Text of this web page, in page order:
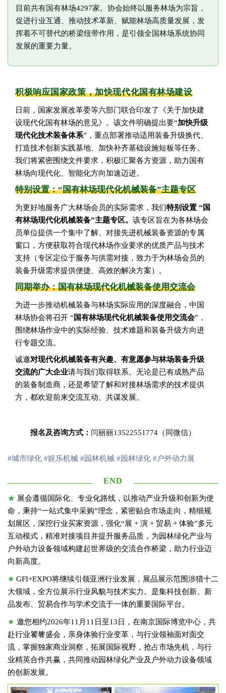
目前共有国有林场4297家。协会始终以服务林场为宗旨，
促进行业互通、推动技术革新、赋能林场高质量发展，发
挥着不可替代的桥梁纽带作用，是引领全国林场系统协同
发展的重要力量。
积极响应国家政策，加快现代化国有林场建设
日前，国家发展改革委等六部门联合印发了《关于加快建
设现代化国有林场的意见》。该文件明确提出要“加快升级
现代化技术装备体系”，重点部署推动适用装备升级换代、
打造技术创新实践基地、加快补齐基础设施短板等任务。
我们将紧密围绕文件要求，积极汇聚各方资源，助力国有
林场向现代化、智能化方向加速迈进。
特别设置：“国有林场现代化机械装备”主题专区
为更好地服务广大林场会员的实际需求，我们特别设置 “国
有林场现代化机械装备”主题专区。 该专区旨在为各林场会
员单位提供一个集中了解、对接先进机械装备资源的专属
窗口，方便获取符合现代林场作业要求的优质产品与技术
支持（专区定位于服务与供需对接，致力于为林场会员的
装备升级需求提供便捷、高效的解决方案）。
同期举办：国有林场现代化机械装备使用交流会
为进一步推动机械装备与林场实际应用的深度融合，中国
林场协会将召开 “国有林场现代化机械装备使用交流会”，
围绕林场作业中的实际经验、技术难题和装备升级方向进
行专题交流。
诚邀对现代化机械装备有兴趣、有意愿参与林场装备升级
交流的广大企业请与我们取得联系。无论是已有成熟产品
的装备制造商，还是希望了解和对接林场需求的技术提供
方，都欢迎前来交流互动、共谋发展。
报名及咨询方式 ： 闫丽丽13522551774（同微信）
#城市绿化 #娱乐机械 #园林机械 #园林绿化 #户外动力展
END
★ 展会遵循国际化、专业化路线，以推动产业升级和创新为使
命，秉持“一站式集中采购”理念，紧密贴合市场走向，精细规
划展区，深挖行业买家资源，强化“展 + 演 + 贸易 + 体验”多元
互动模式，精准对接项目并提升服务品质，为园林绿化产业与
户外动力设备领域构建起世界级的交流合作桥梁，助力行业迈
向新高度。
★ GFI+EXPO将继续引领亚洲行业发展，展品展示范围涉猎十二
大领域，全方位展示行业风貌与技术实力。是集科技创新、新
品发布、贸易合作与学术交流于一体的重要国际平台。
★邀您相约2026年11月11日至13日，在南京国际博览中心，共
赴行业饕餮盛会，亲身体验行业变革，与行业领袖面对面交
流，掌握独家商业洞察，拓展国际视野，抢占市场先机，与行
业精英合作共赢，共同推动园林绿化产业及户外动力设备领域
的创新发展。